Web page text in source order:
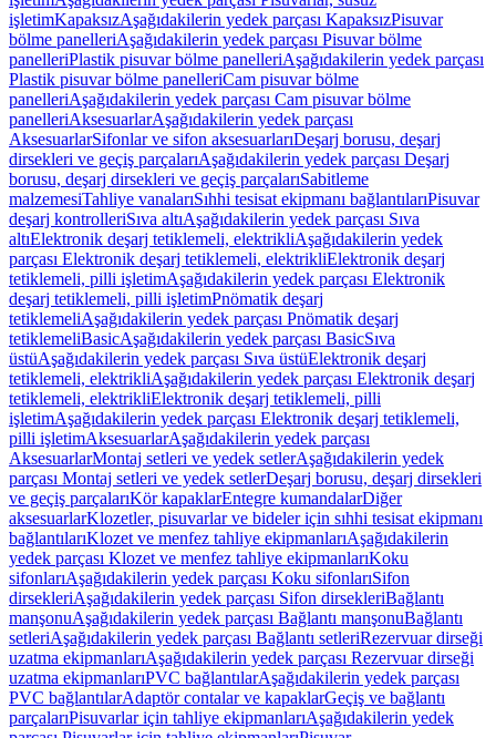
işletimKapaksızAşağıdakilerin yedek parçası KapaksızPisuvar
bölme panelleriAşağıdakilerin yedek parçası Pisuvar bölme
panelleriPlastik pisuvar bölme panelleriAşağıdakilerin yedek parçası
Plastik pisuvar bölme panelleriCam pisuvar bölme
panelleriAşağıdakilerin yedek parçası Cam pisuvar bölme
panelleriAksesuarlarAşağıdakilerin yedek parçası
AksesuarlarSifonlar ve sifon aksesuarlarıDeşarj borusu, deşarj
dirsekleri ve geçiş parçalarıAşağıdakilerin yedek parçası Deşarj
borusu, deşarj dirsekleri ve geçiş parçalarıSabitleme
malzemesiTahliye vanalarıSıhhi tesisat ekipmanı bağlantılarıPisuvar
deşarj kontrolleriSıva altıAşağıdakilerin yedek parçası Sıva
altıElektronik deşarj tetiklemeli, elektrikliAşağıdakilerin yedek
parçası Elektronik deşarj tetiklemeli, elektrikliElektronik deşarj
tetiklemeli, pilli işletimAşağıdakilerin yedek parçası Elektronik
deşarj tetiklemeli, pilli işletimPnömatik deşarj
tetiklemeliAşağıdakilerin yedek parçası Pnömatik deşarj
tetiklemeliBasicAşağıdakilerin yedek parçası BasicSıva
üstüAşağıdakilerin yedek parçası Sıva üstüElektronik deşarj
tetiklemeli, elektrikliAşağıdakilerin yedek parçası Elektronik deşarj
tetiklemeli, elektrikliElektronik deşarj tetiklemeli, pilli
işletimAşağıdakilerin yedek parçası Elektronik deşarj tetiklemeli,
pilli işletimAksesuarlarAşağıdakilerin yedek parçası
AksesuarlarMontaj setleri ve yedek setlerAşağıdakilerin yedek
parçası Montaj setleri ve yedek setlerDeşarj borusu, deşarj dirsekleri
ve geçiş parçalarıKör kapaklarEntegre kumandalarDiğer
aksesuarlarKlozetler, pisuvarlar ve bideler için sıhhi tesisat ekipmanı
bağlantılarıKlozet ve menfez tahliye ekipmanlarıAşağıdakilerin
yedek parçası Klozet ve menfez tahliye ekipmanlarıKoku
sifonlarıAşağıdakilerin yedek parçası Koku sifonlarıSifon
dirsekleriAşağıdakilerin yedek parçası Sifon dirsekleriBağlantı
manşonuAşağıdakilerin yedek parçası Bağlantı manşonuBağlantı
setleriAşağıdakilerin yedek parçası Bağlantı setleriRezervuar dirseği
uzatma ekipmanlarıAşağıdakilerin yedek parçası Rezervuar dirseği
uzatma ekipmanlarıPVC bağlantılarAşağıdakilerin yedek parçası
PVC bağlantılarAdaptör contalar ve kapaklarGeçiş ve bağlantı
parçalarıPisuvarlar için tahliye ekipmanlarıAşağıdakilerin yedek